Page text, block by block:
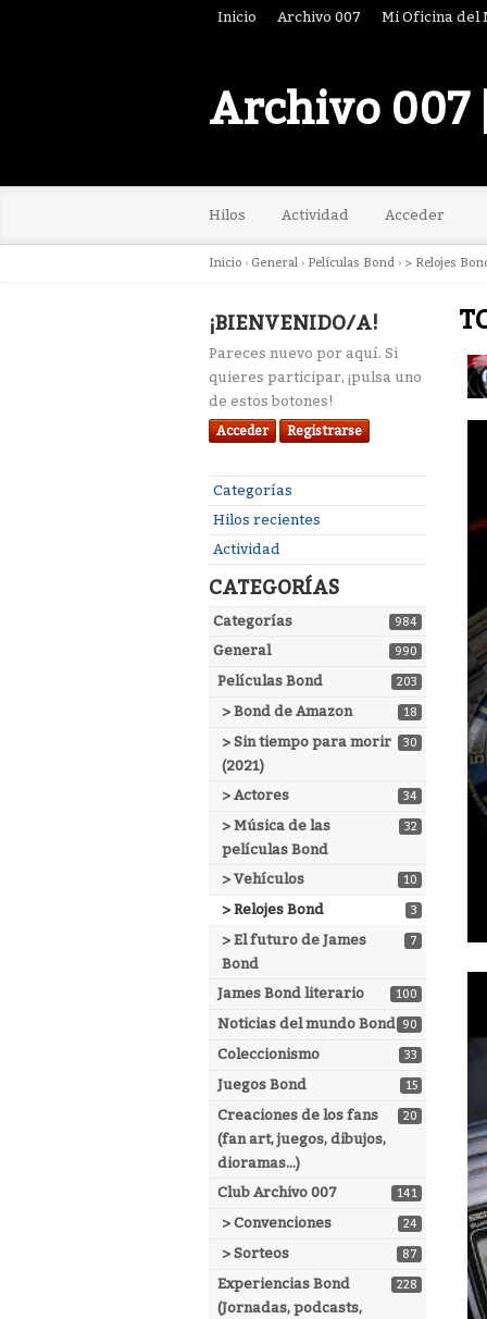
Inicio Archivo 007 Mi Oficina del
Archivo 007
Hilos Actividad Acceder
Inicio › General › Películas Bond › > Relojes
¡BIENVENIDO/A!
Pareces nuevo por aquí. Si
quieres participar, ¡pulsa uno
de estos botones!
Acceder Registrarse
Enlaces
rápidos
Categorías
Hilos recientes
Actividad
CATEGORÍAS
984
Categorías
990
General
203
Películas Bond
18
> Bond de Amazon
30
> Sin tiempo para morir
(2021)
34
> Actores
32
> Música de las
películas Bond
10
> Vehículos
3
> Relojes Bond
7
> El futuro de James
Bond
100
James Bond literario
90
Noticias del mundo Bond
33
Coleccionismo
15
Juegos Bond
20
Creaciones de los fans
(fan art, juegos, dibujos,
dioramas...)
141
Club Archivo 007
24
> Convenciones
87
> Sorteos
228
Experiencias Bond
(Jornadas, podcasts,